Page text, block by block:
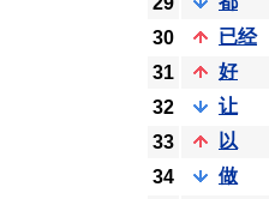
30
已经
31
好
32
让
33
以
34
做